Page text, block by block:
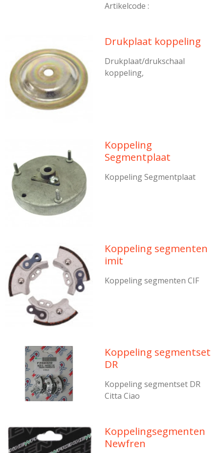
Artikelcode :
Drukplaat koppeling
Drukplaat/drukschaal
koppeling,
Koppeling
Segmentplaat
Koppeling Segmentplaat
Koppeling segmenten
imit
Koppeling segmenten CIF
Koppeling segmentset
DR
Koppeling segmentset DR
Citta Ciao
Koppelingsegmenten
Newfren